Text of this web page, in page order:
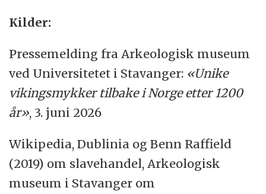
Kilder:
Pressemelding fra Arkeologisk museum
ved Universitetet i Stavanger: «Unike
vikingsmykker tilbake i Norge etter 1200
år», 3. juni 2026
Wikipedia, Dublinia og Benn Raffield
(2019) om slavehandel, Arkeologisk
museum i Stavanger om